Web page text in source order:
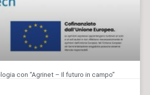
con “Agrinet – Il futuro in campo”